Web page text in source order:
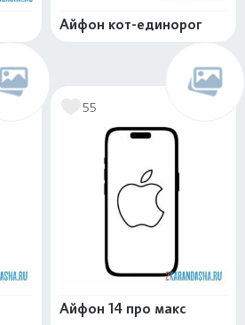
Айфон кот-единорог
55
Айфон 14 про макс